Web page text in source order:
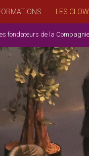
LES
fondateurs de la Compagnie